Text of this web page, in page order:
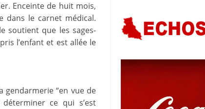
Enceinte de huit mois,
dans le carnet médical.
soutient que les sages-
l’enfant et est allée le
gendarmerie “en vue de
ce qui s’est